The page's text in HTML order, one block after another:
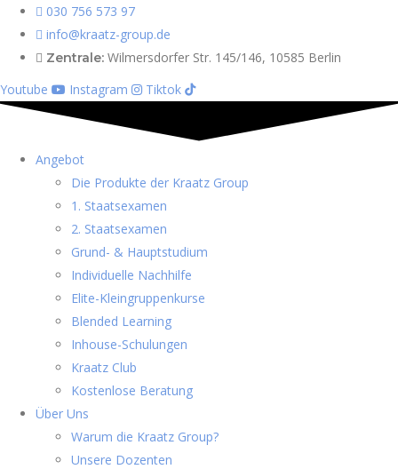
030 756 573 97
info@kraatz-group.de
Zentrale: Wilmersdorfer Str. 145/146, 10585 Berlin
Youtube
Instagram Tiktok
Angebot
Die Produkte der Kraatz Group
1. Staatsexamen
2. Staatsexamen
Grund- & Hauptstudium
Individuelle Nachhilfe
Elite-Kleingruppenkurse
Blended Learning
Inhouse-Schulungen
Kraatz Club
Kostenlose Beratung
Über Uns
Warum die Kraatz Group?
Unsere Dozenten